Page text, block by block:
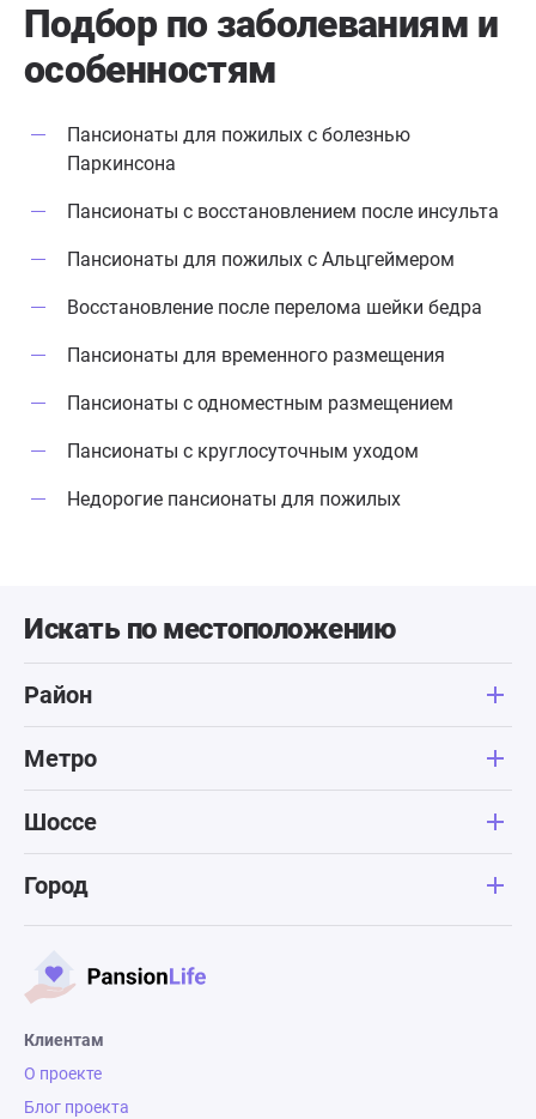
Подбор по заболеваниям и
особенностям
Пансионаты для пожилых с болезнью
Паркинсона
Пансионаты с восстановлением после инсульта
Пансионаты для пожилых с Альцгеймером
Восстановление после перелома шейки бедра
Пансионаты для временного размещения
Пансионаты с одноместным размещением
Пансионаты с круглосуточным уходом
Недорогие пансионаты для пожилых
Искать по местоположению
Район
Метро
Шоссе
Город
Клиентам
О проекте
Блог проекта